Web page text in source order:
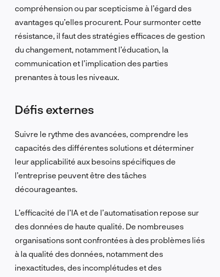
compréhension ou par scepticisme à l’égard des
avantages qu’elles procurent. Pour surmonter cette
résistance, il faut des stratégies efficaces de gestion
du changement, notamment l’éducation, la
communication et l’implication des parties
prenantes à tous les niveaux.
Défis externes
Suivre le rythme des avancées, comprendre les
capacités des différentes solutions et déterminer
leur applicabilité aux besoins spécifiques de
l’entreprise peuvent être des tâches
décourageantes.
L’efficacité de l’IA et de l’automatisation repose sur
des données de haute qualité. De nombreuses
organisations sont confrontées à des problèmes liés
à la qualité des données, notamment des
inexactitudes, des incomplétudes et des